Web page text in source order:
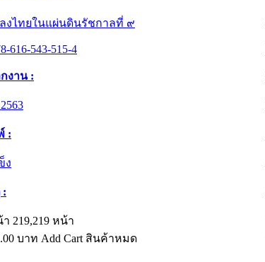
งไทยในแผ่นดินรัชกาลที่ ๙
616-543-515-4
งาน :
2563
:
ง
:
219,219 หน้า
บาท Add Cart สินค้าหมด